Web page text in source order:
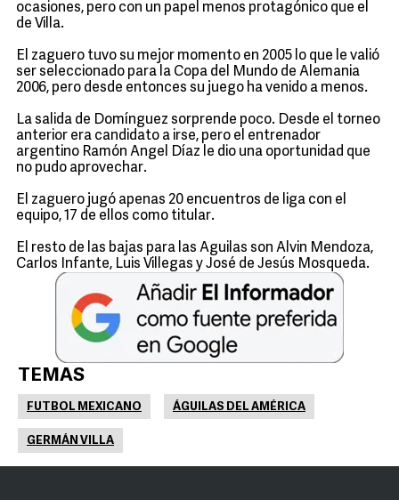
ocasiones, pero con un papel menos protagónico que el
de Villa.
El zaguero tuvo su mejor momento en 2005 lo que le valió
ser seleccionado para la Copa del Mundo de Alemania
2006, pero desde entonces su juego ha venido a menos.
La salida de Domínguez sorprende poco. Desde el torneo
anterior era candidato a irse, pero el entrenador
argentino Ramón Angel Díaz le dio una oportunidad que
no pudo aprovechar.
El zaguero jugó apenas 20 encuentros de liga con el
equipo, 17 de ellos como titular.
El resto de las bajas para las Aguilas son Alvin Mendoza,
Carlos Infante, Luis Villegas y José de Jesús Mosqueda.
TEMAS
FUTBOL MEXICANO ÁGUILAS DEL AMÉRICA
GERMÁN VILLA